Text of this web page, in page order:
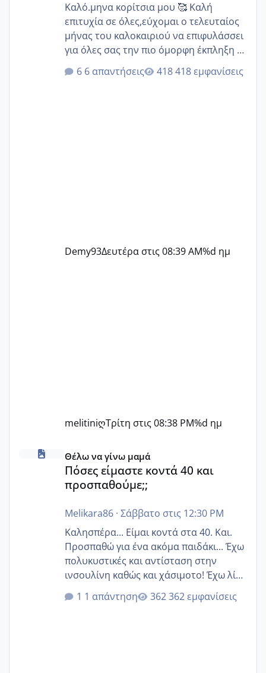
Καλό.μηνα κορίτσια μου 🥰 Καλή
επιτυχία σε όλες,εύχομαι ο τελευταίος
μήνας του καλοκαιριού να επιφυλάσσει
για όλες σας την πιο όμορφη έκπληξη 🧿
@Elk @Melikara86 @Παρασκευαιδου
@Zenia z @melitiniღ @Christi.D.
6 απαντήσεις 418 εμφανίσεις
Demy93Δευτέρα στις 08:39 AM%d ημ
melitiniღΤρίτη στις 08:38 PM%d ημ
Πόσες είμαστε κοντά 40 και προσπαθούμε;;
Θέλω να γίνω μαμά
Πόσες είμαστε κοντά 40 και
προσπαθούμε;;
Melikara86· Σάββατο στις 12:30 PM
Καλησπέρα... Είμαι κοντά στα 40. Και.
Προσπαθώ για ένα ακόμα παιδάκι... Έχω
πολυκυστικές και αντίσταση στην
ινσουλίνη καθώς και χάσιμοτο! Έχω λίγα
κιλά παραπάνω και όσο κ αν προσπαθώ
δεν χάνω εύκολα! Προσπαθώ για ακόμη
1 απάντηση 362 εμφανίσεις